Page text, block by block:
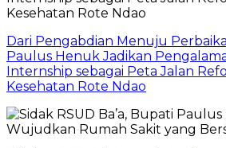
Dari Pengabdian Menuju
Paulus Henuk Jadikan
Internship sebagai Peta Jalan
Kesehatan Rote Ndao